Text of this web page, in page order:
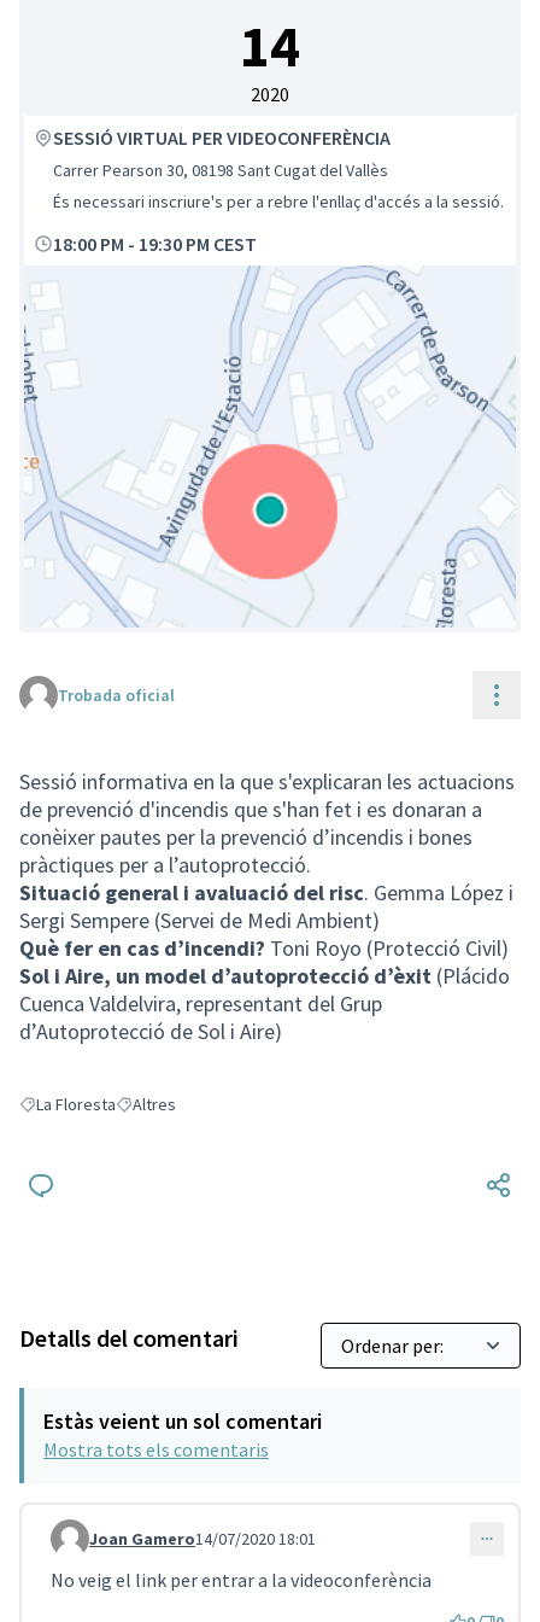
14
2020
SESSIÓ VIRTUAL PER VIDEOCONFERÈNCIA
Carrer Pearson 30, 08198 Sant Cugat del Vallès
És necessari inscriure's per a rebre l'enllaç d'accés a la sessió.
18:00 PM - 19:30 PM CEST
(Enllaç extern)
Trobada oficial
Sessió informativa en la que s'explicaran les actuacions
de prevenció d'incendis que s'han fet i es donaran a
conèixer pautes per la prevenció d’incendis i bones
pràctiques per a l’autoprotecció.
Situació general i avaluació del risc. Gemma López i
Sergi Sempere (Servei de Medi Ambient)
Què fer en cas d’incendi? Toni Royo (Protecció Civil)
Sol i Aire, un model d’autoprotecció d’èxit (Plácido
Cuenca Valdelvira, representant del Grup
d’Autoprotecció de Sol i Aire)
Resultats en filtrar per: La Floresta
La FlorestaResultats en filtrar per: Altres
Altres
Detalls del comentari
Estàs veient un sol comentari
Mostra tots els comentaris
Comentari 817
Joan Gamero14/07/2020 18:01
No veig el link per entrar a la videoconferència